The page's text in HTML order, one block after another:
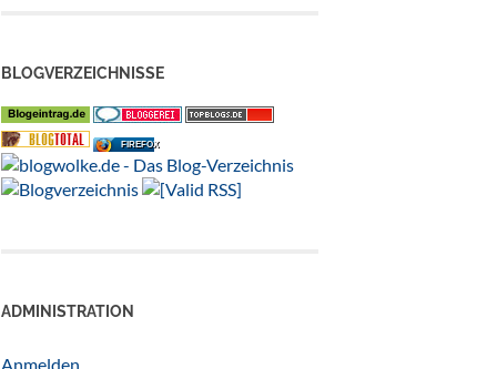
BLOGVERZEICHNISSE
FIREFOX
ADMINISTRATION
Anmelden